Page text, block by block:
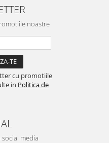
noastre
cu promotiile
in Politica de
media